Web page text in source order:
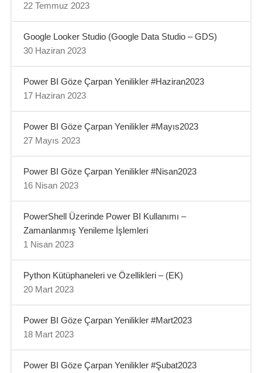
22 Temmuz 2023
Google Looker Studio (Google Data Studio – GDS)
30 Haziran 2023
Power BI Göze Çarpan Yenilikler #Haziran2023
17 Haziran 2023
Power BI Göze Çarpan Yenilikler #Mayıs2023
27 Mayıs 2023
Power BI Göze Çarpan Yenilikler #Nisan2023
16 Nisan 2023
PowerShell Üzerinde Power BI Kullanımı –
Zamanlanmış Yenileme İşlemleri
1 Nisan 2023
Python Kütüphaneleri ve Özellikleri – (EK)
20 Mart 2023
Power BI Göze Çarpan Yenilikler #Mart2023
18 Mart 2023
Power BI Göze Çarpan Yenilikler #Şubat2023